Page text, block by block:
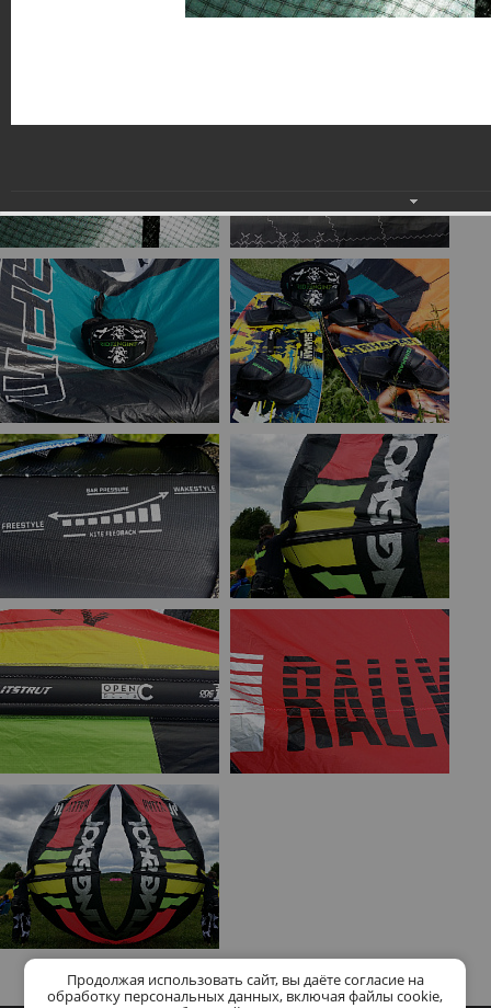
Продолжая использовать сайт, вы даёте согласие на
обработку персональных данных, включая файлы cookie,